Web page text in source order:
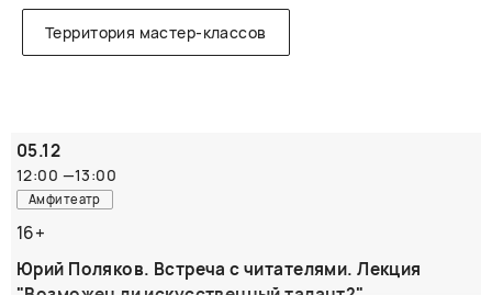
Территория мастер-классов
05.12
12:00 —13:00
Амфитеатр
16+
Юрий Поляков. Встреча с читателями. Лекция